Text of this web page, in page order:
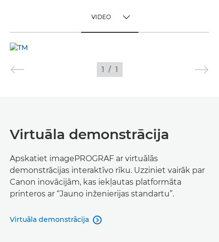
VIDEO
ATTĒLI
1 / 1
Virtuāla demonstrācija
Apskatiet imagePROGRAF ar virtuālās
demonstrācijas interaktīvo rīku. Uzziniet vairāk par
Canon inovācijām, kas iekļautas platformāta
printeros ar “Jauno inženierijas standartu”.
Virtuāla demonstrācija 